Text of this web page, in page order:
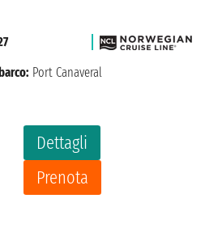
Dettagli
Prenota
Port Canaveral